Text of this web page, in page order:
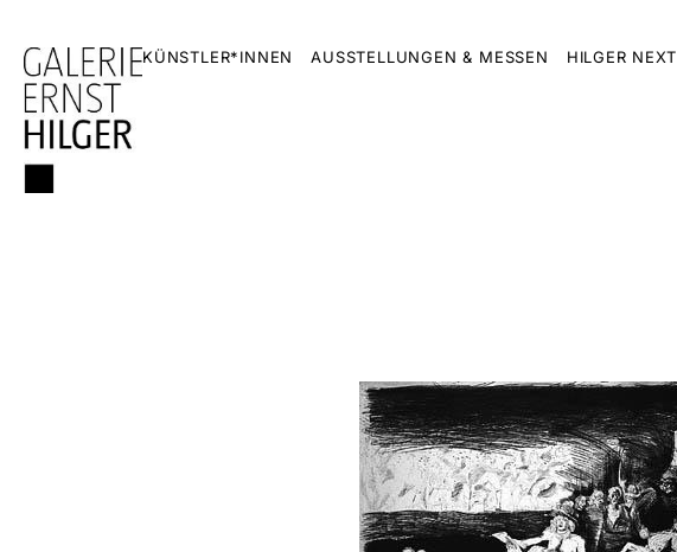
KÜNSTLER*INNEN AUSSTELLUNGEN & MESSEN HILGER NEXT